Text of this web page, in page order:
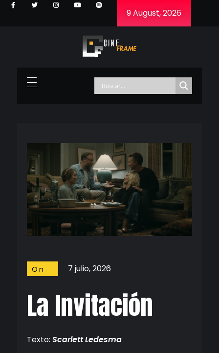
9 August, 2026
La Invitación
7 julio, 2026
On
Texto: Scarlett Ledesma